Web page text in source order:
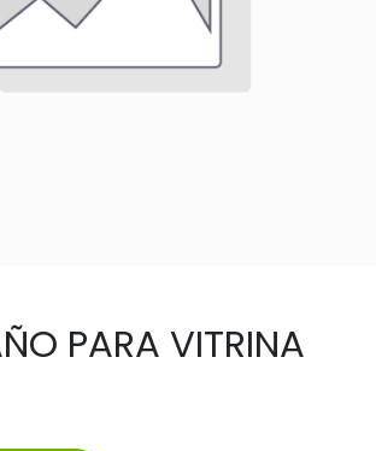
PARA VITRINA